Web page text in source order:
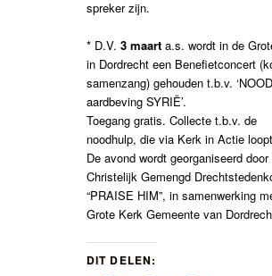
spreker zijn.
* D.V. 3 maarta.s. wordt in de
in Dordrecht een Benefietconcert
samenzang) gehouden t.b.v.
aardbeving SYRIË’.
Toegang gratis. Collecte t.b.v. de
noodhulp, die via Kerk in Actie
De avond wordt georganiseerd door
Christelijk Gemengd
“PRAISE HIM”, in samenwerking
Grote Kerk Gemeente van
DIT DELEN: